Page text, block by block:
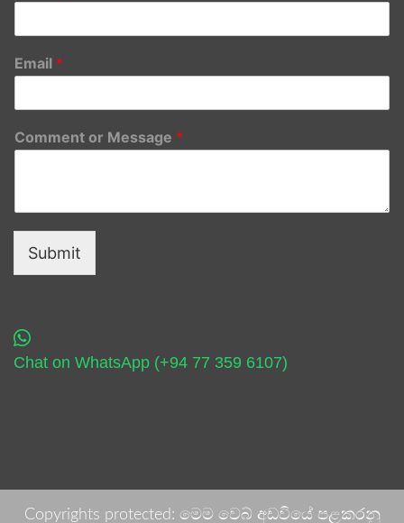
Email *
Comment or Message *
Submit
Chat on WhatsApp (+94 77 359 6107)
Copyrights protected: මෙම වෙබ් අඩවියේ පළකරනු